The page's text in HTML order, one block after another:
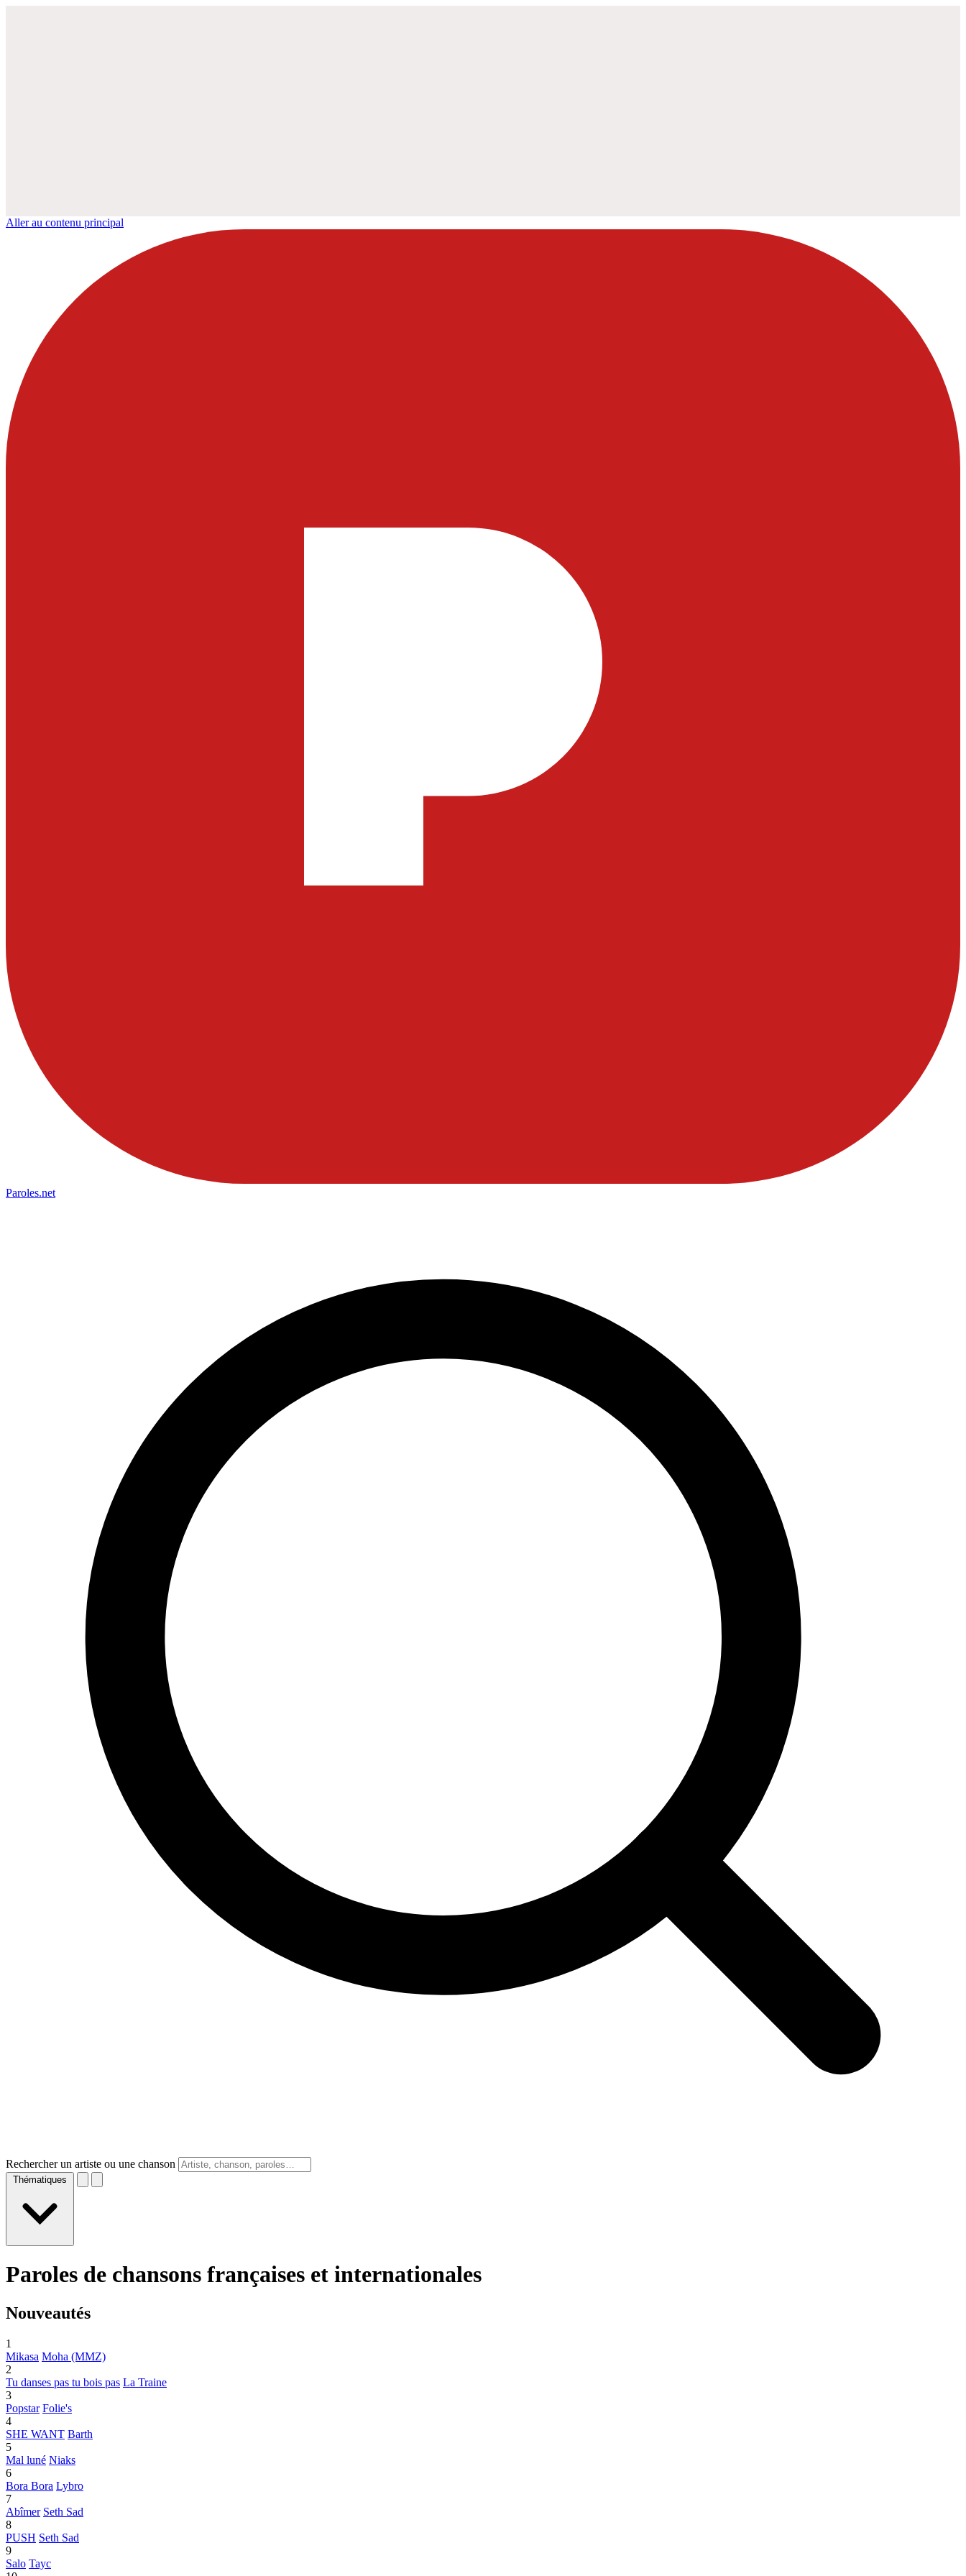
Aller au contenu principal
Paroles.net
Rechercher un artiste ou une chanson
Thématiques
Paroles de chansons françaises et internationales
Nouveautés
1
Mikasa Moha (MMZ)
2
Tu danses pas tu bois pas La Traine
3
Popstar Folie's
4
SHE WANT Barth
5
Mal luné Niaks
6
Bora Bora Lybro
7
Abîmer Seth Sad
8
PUSH Seth Sad
9
Salo Tayc